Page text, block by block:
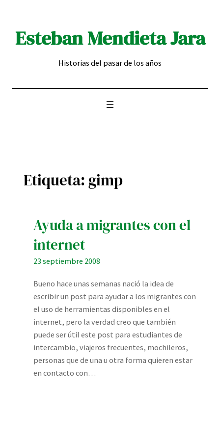
contenidoEsteban Mendieta Jara
Historias del pasar de los años
Etiqueta: gimp
Ayuda a migrantes con el
internet
23 septiembre 2008
Bueno hace unas semanas nació la idea de
escribir un post para ayudar a los migrantes con
el uso de herramientas disponibles en el
internet, pero la verdad creo que también
puede ser útil este post para estudiantes de
intercambio, viajeros frecuentes, mochileros,
personas que de una u otra forma quieren estar
en contacto con…